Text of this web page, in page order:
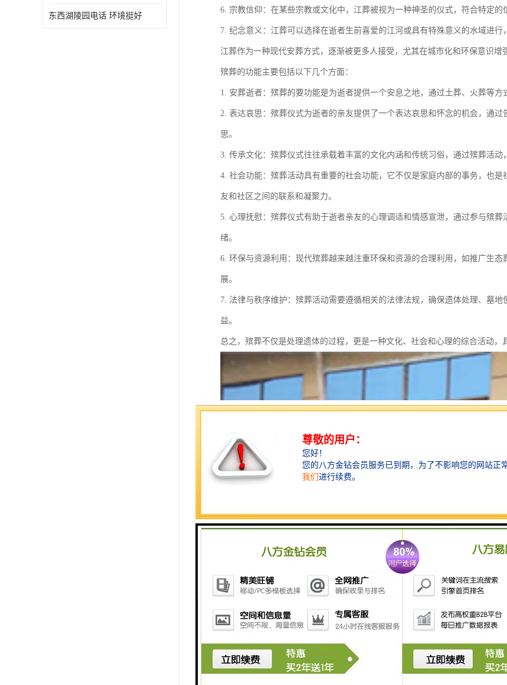
东西湖陵园电话 环境挺好
6. 宗教信仰：在某些宗教或文化中，江葬被视为一种神圣的仪式，符合特定的
7. 纪念意义：江葬可以选择在逝者生前喜爱的江河或具有特殊意义的水域进行
江葬作为一种现代安葬方式，逐渐被更多人接受，尤其在城市化和环保意识增
殡葬的功能主要包括以下几个方面：
1. 安葬逝者：殡葬的要功能是为逝者提供一个安息之地，通过土葬、火葬等方
2. 表达哀思：殡葬仪式为逝者的亲友提供了一个表达哀思和怀念的机会，通
思。
3. 传承文化：殡葬仪式往往承载着丰富的文化内涵和传统习俗，通过殡葬活动
4. 社会功能：殡葬活动具有重要的社会功能，它不仅是家庭内部的事务，也
友和社区之间的联系和凝聚力。
5. 心理抚慰：殡葬仪式有助于逝者亲友的心理调适和情感宣泄，通过参与殡
绪。
6. 环保与资源利用：现代殡葬越来越注重环保和资源的合理利用，如推广生
展。
7. 法律与秩序维护：殡葬活动需要遵循相关的法律法规，确保遗体处理、墓
益。
总之，殡葬不仅是处理遗体的过程，更是一种文化、社会和心理的综合活动，